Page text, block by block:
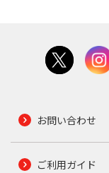
お問い合わせ
ご利用ガイド